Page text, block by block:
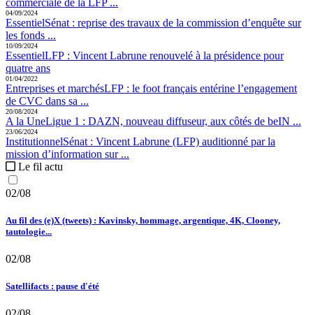
04/09/2024
EssentielSénat : reprise des travaux de la commission d’enquête sur
les fonds ...
10/09/2024
EssentielLFP : Vincent Labrune renouvelé à la présidence pour
quatre ans
01/04/2022
Entreprises et marchésLFP : le foot français entérine l’engagement
de CVC dans sa ...
20/08/2024
A la UneLigue 1 : DAZN, nouveau diffuseur, aux côtés de beIN ...
23/06/2024
InstitutionnelSénat : Vincent Labrune (LFP) auditionné par la
mission d’information sur ...
Le fil actu
02/08
Au fil des (e)X (tweets) : Kavinsky, hommage, argentique, 4K, Clooney,
tautologie...
02/08
Satellifacts : pause d'été